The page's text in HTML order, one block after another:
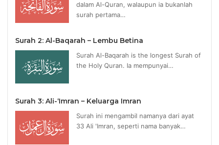
dalam Al-Quran, walaupun ia bukanlah
surah pertama…
Surah 2: Al-Baqarah – Lembu Betina
Surah Al-Baqarah is the longest Surah of
the Holy Quran. Ia mempunyai…
Surah 3: Ali-‘Imran – Keluarga Imran
Surah ini mengambil namanya dari ayat
33 Ali 'Imran, seperti nama banyak…